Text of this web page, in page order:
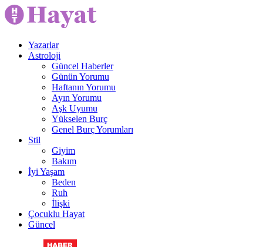
Yazarlar
Astroloji
Güncel Haberler
Günün Yorumu
Haftanın Yorumu
Ayın Yorumu
Aşk Uyumu
Yükselen Burç
Genel Burç Yorumları
Stil
Giyim
Bakım
İyi Yaşam
Beden
Ruh
İlişki
Çocuklu Hayat
Güncel